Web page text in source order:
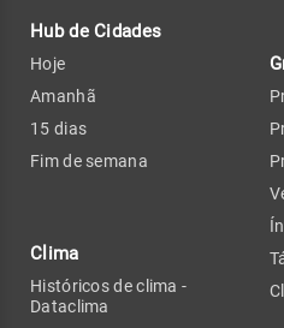
Hub de Cidades
Hoje
Amanhã
15 dias
Fim de semana
Clima
Históricos de clima -
Dataclima